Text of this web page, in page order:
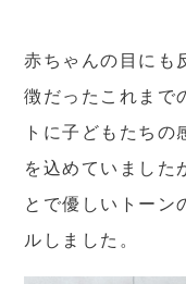
赤ちゃんの目にも
徴だったこれまで
トに子どもたちの
を込めていました
とで優しいトーン
ルしました。